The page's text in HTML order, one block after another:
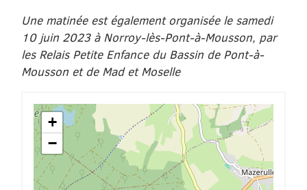
Une matinée est également organisée le samedi
10 juin 2023 à Norroy-lès-Pont-à-Mousson, par
les Relais Petite Enfance du Bassin de Pont-à-
Mousson et de Mad et Moselle
+
−